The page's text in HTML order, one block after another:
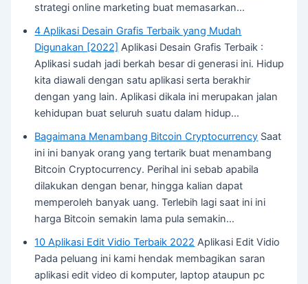
strategi online marketing buat memasarkan…
4 Aplikasi Desain Grafis Terbaik yang Mudah
Digunakan [2022] Aplikasi Desain Grafis Terbaik :
Aplikasi sudah jadi berkah besar di generasi ini. Hidup
kita diawali dengan satu aplikasi serta berakhir
dengan yang lain. Aplikasi dikala ini merupakan jalan
kehidupan buat seluruh suatu dalam hidup…
Bagaimana Menambang Bitcoin Cryptocurrency Saat
ini ini banyak orang yang tertarik buat menambang
Bitcoin Cryptocurrency. Perihal ini sebab apabila
dilakukan dengan benar, hingga kalian dapat
memperoleh banyak uang. Terlebih lagi saat ini ini
harga Bitcoin semakin lama pula semakin…
10 Aplikasi Edit Vidio Terbaik 2022 Aplikasi Edit Vidio
Pada peluang ini kami hendak membagikan saran
aplikasi edit video di komputer, laptop ataupun pc